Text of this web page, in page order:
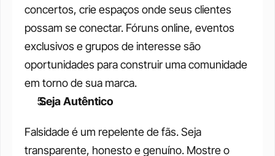
concertos, crie espaços onde seus clientes
possam se conectar. Fóruns online, eventos
exclusivos e grupos de interesse são
oportunidades para construir uma comunidade
em torno de sua marca.
Seja Autêntico
Falsidade é um repelente de fãs. Seja
transparente, honesto e genuíno. Mostre o